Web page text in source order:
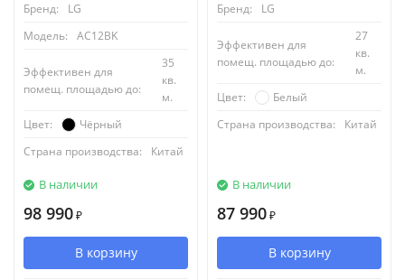
Бренд:
LG
Модель:
AC12BK
Эффективен для
помещ. площадью до:
35
кв.
м.
Цвет:
Чёрный
Страна производства:
Китай
В наличии
98 990 ₽
В корзину
Бренд: LG
Эффективен для
помещ. площадью до:
27
кв.
м.
Цвет:
Белый
Страна производства:
Китай
В наличии
87 990 ₽
В корзину